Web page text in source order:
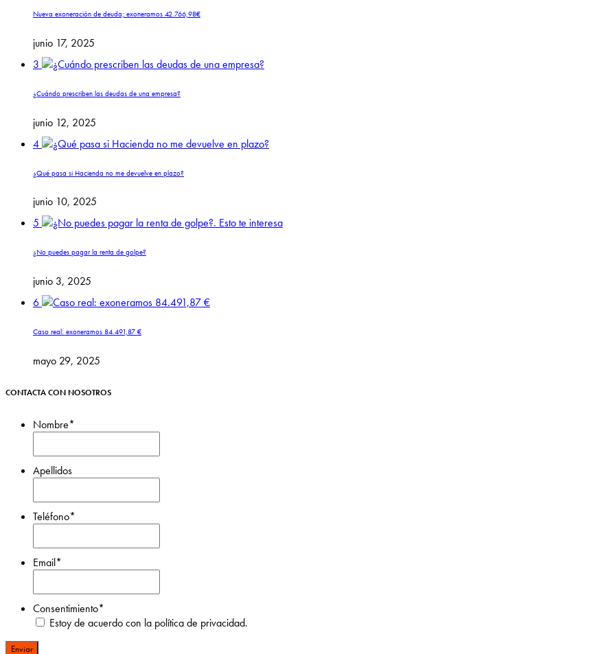
Nueva exoneración de deuda; exoneramos 42.766,98€
junio 17, 2025
3
¿Cuándo prescriben las deudas de una empresa?
junio 12, 2025
4
¿Qué pasa si Hacienda no me devuelve en plazo?
junio 10, 2025
5
¿No puedes pagar la renta de golpe?
junio 3, 2025
6
Caso real: exoneramos 84.491,87 €
mayo 29, 2025
CONTACTA CON NOSOTROS
Nombre*
Apellidos
Teléfono*
Email*
Consentimiento*
Estoy de acuerdo con la política de privacidad.